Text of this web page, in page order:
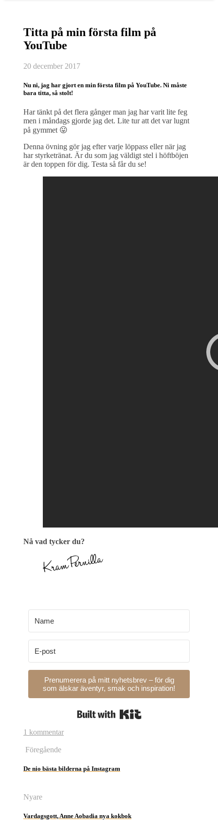
Titta på min första film på
YouTube
20 december 2017
Nu ni, jag har gjort en min första film på YouTube. Ni måste
bara titta, så stolt!
Har tänkt på det flera gånger man jag har varit lite feg
men i måndags gjorde jag det. Lite tur att det var lugnt
på gymmet 😛
Denna övning gör jag efter varje löppass eller när jag
har styrketränat. Är du som jag väldigt stel i höftböjen
är den toppen för dig. Testa så får du se!
Nå vad tycker du?
Prenumerera på mitt nyhetsbrev – för dig
som älskar äventyr, smak och inspiration!
1 kommentar
Föregående
De nio bästa bilderna på Instagram
Nyare
Vardagsgott, Anne Aobadia nya kokbok